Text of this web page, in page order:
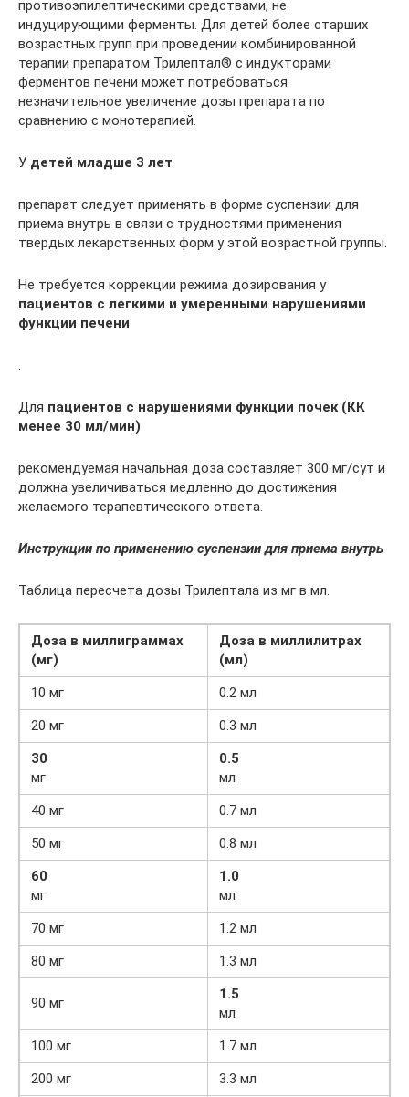
противоэпилептическими средствами, не
индуцирующими ферменты. Для детей более старших
возрастных групп при проведении комбинированной
терапии препаратом Трилептал® с индукторами
ферментов печени может потребоваться
незначительное увеличение дозы препарата по
сравнению с монотерапией.
У детей младше 3 лет
препарат следует применять в форме суспензии для
приема внутрь в связи с трудностями применения
твердых лекарственных форм у этой возрастной группы.
Не требуется коррекции режима дозирования у
пациентов с легкими и умеренными нарушениями
функции печени
.
Для пациентов с нарушениями функции почек (КК
менее 30 мл/мин)
рекомендуемая начальная доза составляет 300 мг/сут и
должна увеличиваться медленно до достижения
желаемого терапевтического ответа.
Инструкции по применению суспензии для приема внутрь
Таблица пересчета дозы Трилептала из мг в мл.
Доза в миллиграммах
(мг)
Доза в миллилитрах
(мл)
10 мг
0.2 мл
20 мг
0.3 мл
30
мг
0.5
мл
40 мг
0.7 мл
50 мг
0.8 мл
60
мг
1.0
мл
70 мг
1.2 мл
80 мг
1.3 мл
90 мг
1.5
мл
100 мг
1.7 мл
200 мг
3.3 мл